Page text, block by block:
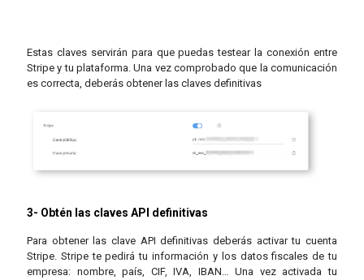
Estas claves servirán para que puedas testear la conexión entre
Stripe y tu plataforma. Una vez comprobado que la comunicación
es correcta, deberás obtener las claves definitivas
3- Obtén las claves API definitivas
Para obtener las clave API definitivas deberás activar tu cuenta
Stripe. Stripe te pedirá tu información y los datos fiscales de tu
empresa: nombre, país, CIF, IVA, IBAN… Una vez activada tu